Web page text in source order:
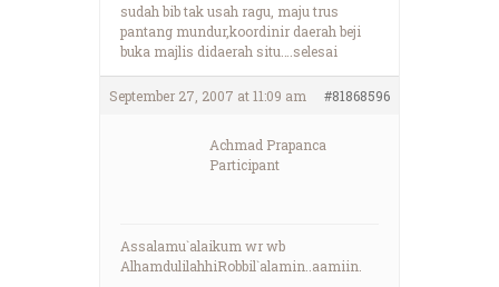
sudah bib tak usah ragu, maju trus
pantang mundur,koordinir daerah beji
buka majlis didaerah situ….selesai
September 27, 2007 at 11:09 am #81868596
Achmad Prapanca
Participant
Assalamu`alaikum wr wb
AlhamdulilahhiRobbil`alamin..aamiin.